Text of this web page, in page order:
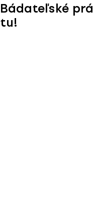
Bádateľské
tu!